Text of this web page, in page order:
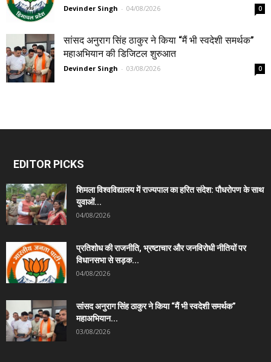
Devinder Singh - 04/08/2026 0
सांसद अनुराग सिंह ठाकुर ने किया “मैं भी स्वदेशी समर्थक”
महाअभियान की डिजिटल शुरुआत
Devinder Singh - 03/08/2026 0
EDITOR PICKS
शिमला विश्वविद्यालय में राज्यपाल का हरित संदेश: पौधरोपण के साथ
युवाओं...
04/08/2026
प्रतिशोध की राजनीति, भ्रष्टाचार और जनविरोधी नीतियों पर
विधानसभा से सड़क...
04/08/2026
सांसद अनुराग सिंह ठाकुर ने किया “मैं भी स्वदेशी समर्थक”
महाअभियान...
03/08/2026